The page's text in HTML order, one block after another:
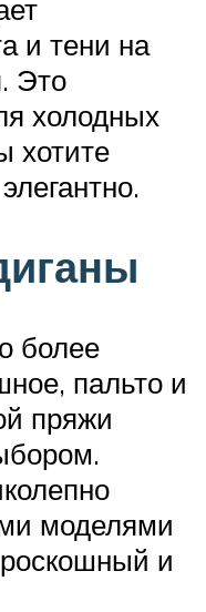
и тени на
Это
холодных
хотите
более
пальто и
пряжи
моделями
и